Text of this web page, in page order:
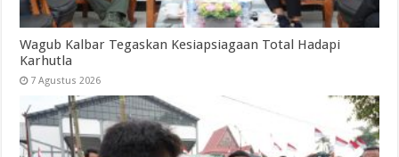
Wagub Kalbar Tegaskan Kesiapsiagaan Total Hadapi
Karhutla
7 Agustus 2026